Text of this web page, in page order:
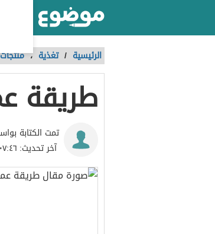
الرئيسية / تغذية ،
طريقة
تمت الكتابة
آخر تحديث: ٠٧:٤٦ ، ٥ يوليو ٢٠١٧